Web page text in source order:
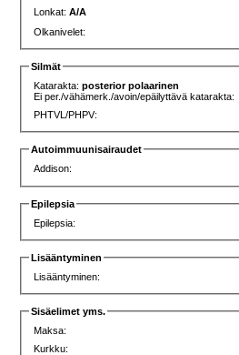
Lonkat:A/A
Olkanivelet:
Silmät
Katarakta:posterior polaarinen
Ei per./vähämerk./avoin/epäilyttävä katarakta:
PHTVL/PHPV:
Autoimmuunisairaudet
Addison:
Epilepsia
Epilepsia:
Lisääntyminen
Lisääntyminen:
Sisäelimet yms.
Maksa:
Kurkku: